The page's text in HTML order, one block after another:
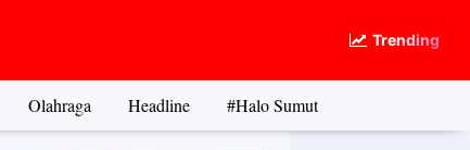
Trending
Olahraga Headline #Halo Sumut